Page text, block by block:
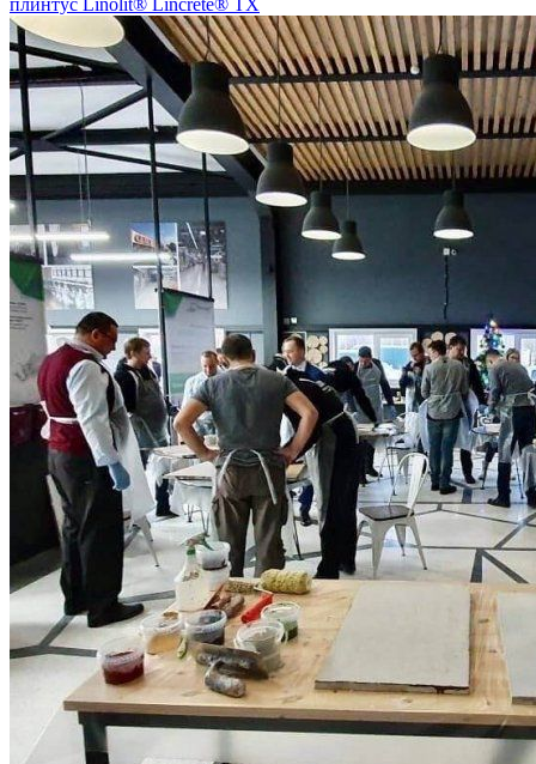
плинтус Linolit® Lincrete® ТХ